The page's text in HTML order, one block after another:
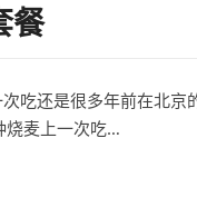
餐
吃还是很多年前在北
烧麦上一次吃…
餐